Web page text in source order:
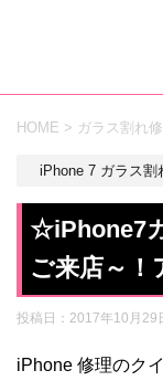
HOME > ガラス割れ
iPhone 7 ガラス割
☆iPhone7
ご来店～！
投稿日：2017年10月29
iPhone 修理のク